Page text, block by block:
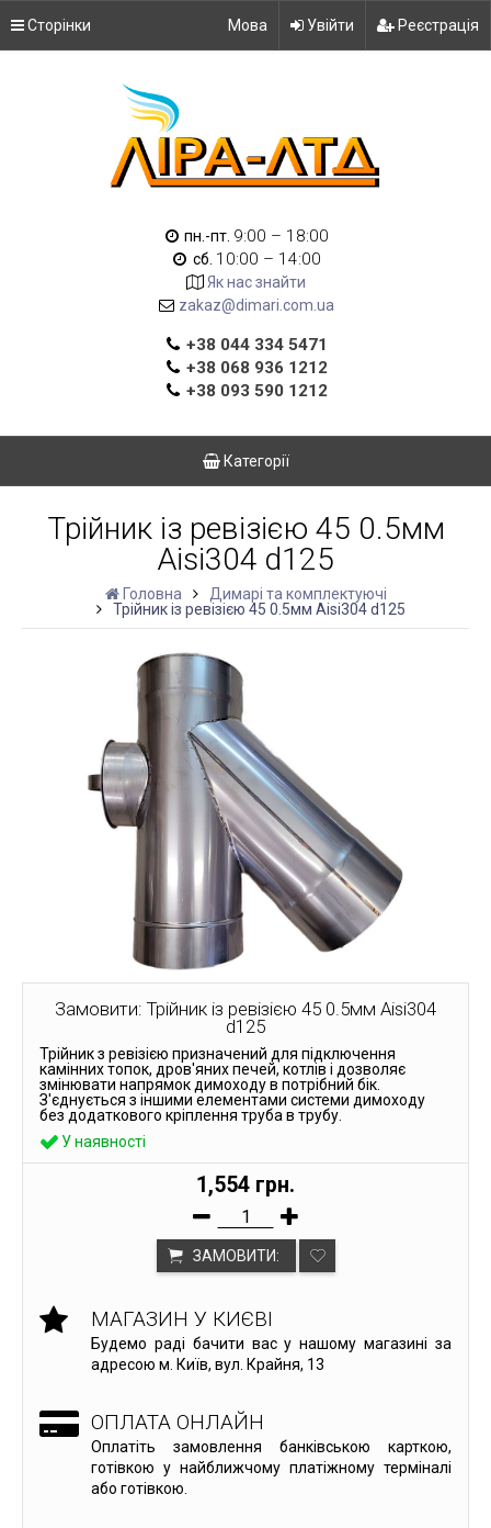
Сторінки Мова Увійти Реєстрація
пн.-пт. 9:00 – 18:00
сб. 10:00 – 14:00
Як нас знайти
zakaz@dimari.com.ua
+38 044 334 5471
+38 068 936 1212
+38 093 590 1212
Категорії
Трійник із ревізією 45 0.5мм
Aisi304 d125
Головна
Димарі та комплектуючі
Трійник із ревізією 45 0.5мм Aisi304 d125
Замовити: Трійник із ревізією 45 0.5мм Aisi304
d125
Трійник з ревізією призначений для підключення
камінних топок, дров'яних печей, котлів і дозволяє
змінювати напрямок димоходу в потрібний бік.
З'єднується з іншими елементами системи димоходу
без додаткового кріплення труба в трубу.
У наявності
1,554 грн.
ЗАМОВИТИ:
МАГАЗИН У КИЄВІ
Будемо раді бачити вас у нашому магазині за
адресою м. Київ, вул. Крайня, 13
ОПЛАТА ОНЛАЙН
Оплатіть замовлення банківською карткою,
готівкою у найближчому платіжному терміналі
або готівкою.